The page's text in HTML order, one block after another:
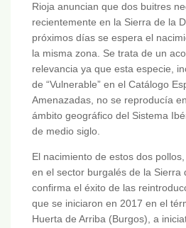
Rioja anuncian que dos buitres
recientemente en la Sierra de la
próximos días se espera el
la misma zona. Se trata de un
relevancia ya que esta especie,
de “Vulnerable” en el Catálogo
Amenazadas, no se reproducía
ámbito geográfico del Sistema
de medio siglo.
El nacimiento de estos dos
en el sector burgalés de la Sierra
confirma el éxito de las
que se iniciaron en 2017 en el
Huerta de Arriba (Burgos), a